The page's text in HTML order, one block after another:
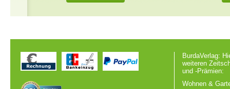
BurdaVerlag:
weiteren
und -Prämien:
Wohnen &